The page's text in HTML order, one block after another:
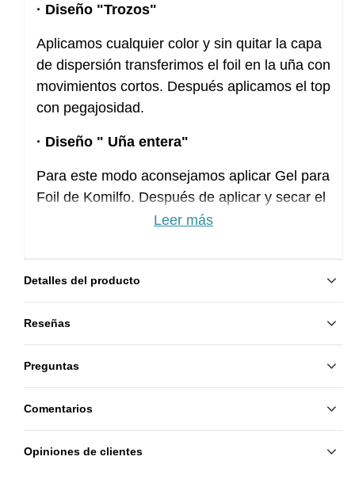
· Diseño "Trozos"
Aplicamos cualquier color y sin quitar la capa
de dispersión transferimos el foil en la uña con
movimientos cortos. Después aplicamos el top
con pegajosidad.
· Diseño " Uña entera"
Para este modo aconsejamos aplicar Gel para
Foil de Komilfo. Después de aplicar y secar el
color, limpiamos las capa de dispersión con el
Komifoy secamos 30 seg. en la lámpara.
Pegamos el foil en toda la superficie de la
uña. Suavemente limamos el borde libre de la
uña con el taco. Aplicamos el top con
pegajosidad y secamos en la lámpara.
Limpiamos con el Cleancer.
Consejo:
aplicar el top CON pegajosidad. En caso del
Leer más
Detalles del producto
Reseñas
Preguntas
Comentarios
Opiniones de clientes